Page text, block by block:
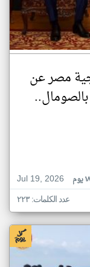
مصر عن
Jul 19, 2026
عدد الكلمات: ٢٢٣